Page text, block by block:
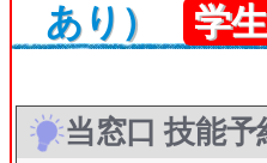
あり）
学
当窓口 技能予